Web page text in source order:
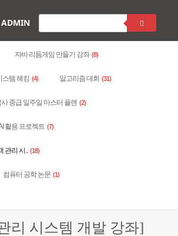
ADMIN
자바 리듬게임 만들기 강좌 (8)
스템 해킹 (4) 알고리즘 대회 (31)
중급 일주일 마스터 플랜 (2)
활용 프로젝트 (7)
관리 시.. (18)
컴퓨터 공학 논문 (1)
리 시스템 개발 강좌]